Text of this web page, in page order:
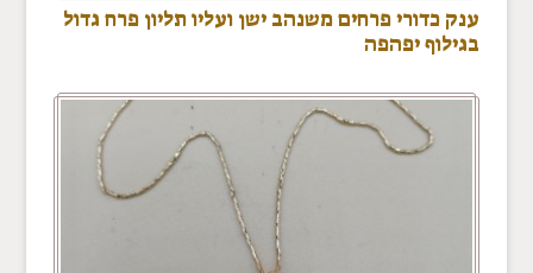
ענק כדורי פרחים משנהב ישן ועליו תליון פרח גדול
בגילוף יפהפה